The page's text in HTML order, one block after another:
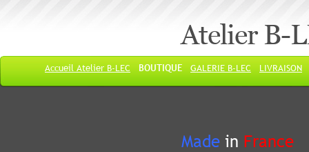
Atelier B-
Accueil Atelier B-LEC BOUTIQUE GALERIE B-LEC LIVRAISON
Made in France